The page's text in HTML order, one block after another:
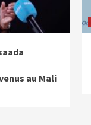
au Mali